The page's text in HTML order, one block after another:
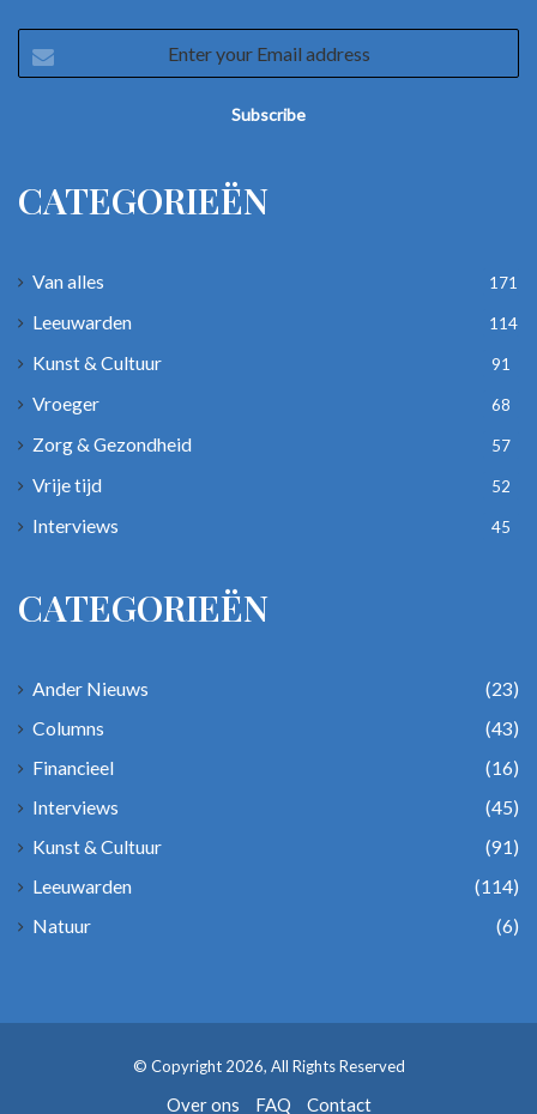
your
CATEGORIEËN
Van alles 171
Leeuwarden 114
Kunst & Cultuur 91
Vroeger 68
Zorg & Gezondheid 57
Vrije tijd 52
Interviews 45
CATEGORIEËN
Ander Nieuws
(23)
Columns
(43)
Financieel
(16)
Interviews
(45)
Kunst & Cultuur
(91)
Leeuwarden
(114)
Natuur
(6)
© Copyright 2026, All Rights Reserved
Over ons FAQ Contact